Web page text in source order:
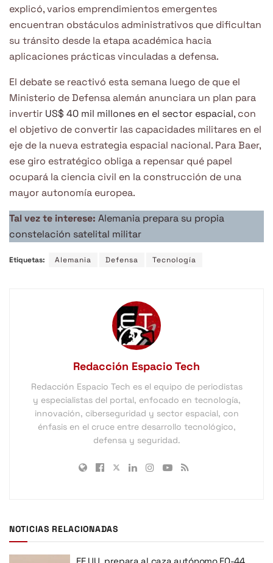
explicó, varios emprendimientos emergentes
encuentran obstáculos administrativos que dificultan
su tránsito desde la etapa académica hacia
aplicaciones prácticas vinculadas a defensa.
El debate se reactivó esta semana luego de que el
Ministerio de Defensa alemán anunciara un plan para
invertir US$ 40 mil millones en el sector espacial, con
el objetivo de convertir las capacidades militares en el
eje de la nueva estrategia espacial nacional. Para Baer,
ese giro estratégico obliga a repensar qué papel
ocupará la ciencia civil en la construcción de una
mayor autonomía europea.
Tal vez te interese: Alemania prepara su propia
constelación satelital militar
Etiquetas: Alemania Defensa Tecnología
Redacción Espacio Tech
Redacción Espacio Tech es el equipo de periodistas
y especialistas del portal, enfocado en tecnología,
innovación, ciberseguridad y sector espacial, con
énfasis en el cruce entre desarrollo tecnológico,
defensa y seguridad.
NOTICIAS RELACIONADAS